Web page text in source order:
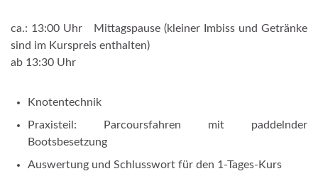
ca.: 13:00 Uhr Mittagspause (kleiner Imbiss und Getränke
sind im Kurspreis enthalten)
ab 13:30 Uhr
Knotentechnik
Praxisteil: Parcoursfahren mit paddelnder
Bootsbesetzung
Auswertung und Schlusswort für den 1-Tages-Kurs